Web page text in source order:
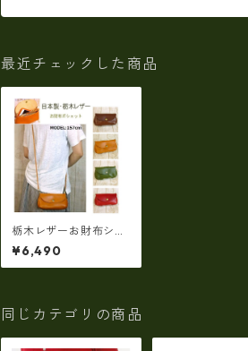
最近チェックした商品
栃木レザーお財布ショ
ルダー〈日本製〉ジー
ンズマルチポーチ
LIW3002
¥6,490
同じカテゴリの商品